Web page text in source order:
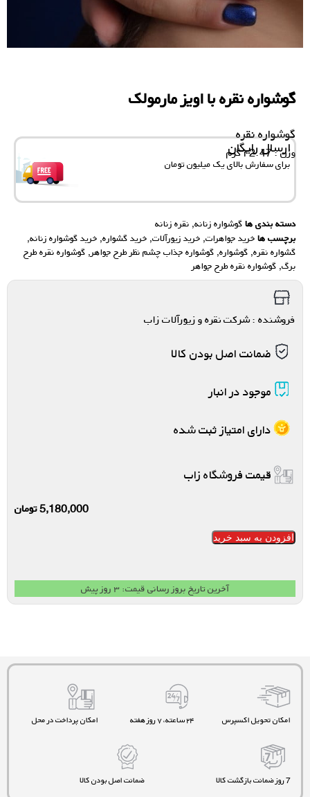
گوشواره نقره با اویز مارمولک
گوشواره نقره
وزن : 2.47 r گرم
ارسال رایگان
برای سفارش‌ بالای یک میلیون تومان
دسته بندی ها گوشواره زنانه, نقره زنانه
برچسب ها خرید جواهرات, خرید زیورآلات, خرید گشواره, خرید گوشواره زنانه,
گشواره نقره, گوشواره, گوشواره جذاب چشم نظر طرح جواهر, گوشواره نقره طرح
برگ, گوشواره نقره طرح جواهر
فروشنده : شرکت نقره و زیورآلات زاب
ضمانت اصل بودن کالا
موجود در انبار
دارای امتیاز ثبت شده
قیمت فروشگاه زاب
5,180,000تومان
افزودن به سبد خرید
آخرین تاریخ بروز رسانی قیمت: ۳ روز پیش
امکان تحویل اکسپرس ۲۴ ساعته، ۷ روز هفته امکان پرداخت در محل
7 روز ضمانت بازگشت کالا ضمانت اصل بودن کالا